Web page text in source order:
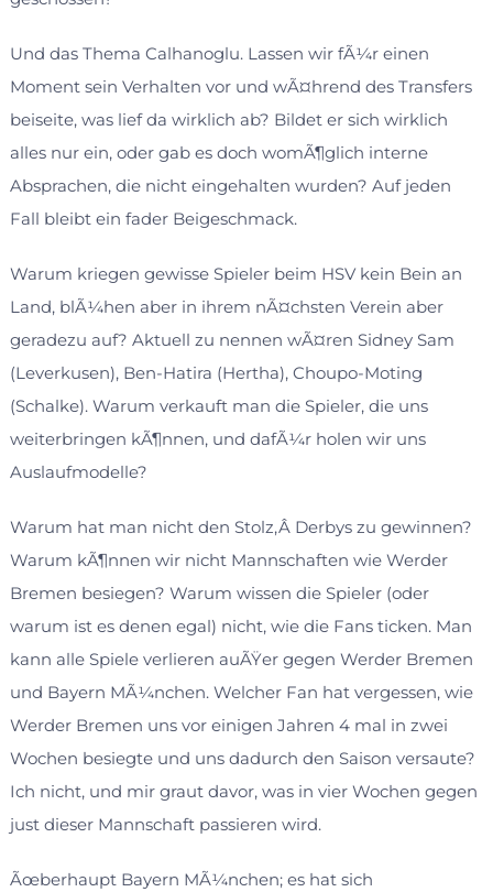
Und das Thema Calhanoglu. Lassen wir fÃ¼r einen
Moment sein Verhalten vor und wÃ¤hrend des Transfers
beiseite, was lief da wirklich ab? Bildet er sich wirklich
alles nur ein, oder gab es doch womÃ¶glich interne
Absprachen, die nicht eingehalten wurden? Auf jeden
Fall bleibt ein fader Beigeschmack.
Warum kriegen gewisse Spieler beim HSV kein Bein an
Land, blÃ¼hen aber in ihrem nÃ¤chsten Verein aber
geradezu auf? Aktuell zu nennen wÃ¤ren Sidney Sam
(Leverkusen), Ben-Hatira (Hertha), Choupo-Moting
(Schalke). Warum verkauft man die Spieler, die uns
weiterbringen kÃ¶nnen, und dafÃ¼r holen wir uns
Auslaufmodelle?
Warum hat man nicht den Stolz,Â Derbys zu gewinnen?
Warum kÃ¶nnen wir nicht Mannschaften wie Werder
Bremen besiegen? Warum wissen die Spieler (oder
warum ist es denen egal) nicht, wie die Fans ticken. Man
kann alle Spiele verlieren auÃŸer gegen Werder Bremen
und Bayern MÃ¼nchen. Welcher Fan hat vergessen, wie
Werder Bremen uns vor einigen Jahren 4 mal in zwei
Wochen besiegte und uns dadurch den Saison versaute?
Ich nicht, und mir graut davor, was in vier Wochen gegen
just dieser Mannschaft passieren wird.
Ãœberhaupt Bayern MÃ¼nchen; es hat sich